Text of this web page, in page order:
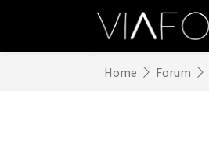
Home Forum